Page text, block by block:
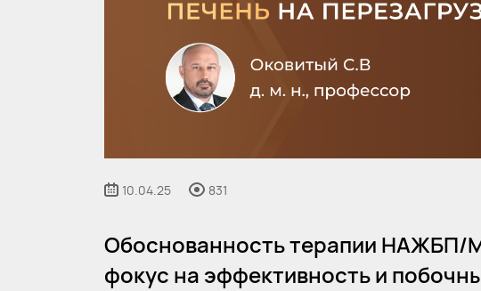
10.04.25 831
Обоснованность терапии НАЖБП/
фокус на эффективность и